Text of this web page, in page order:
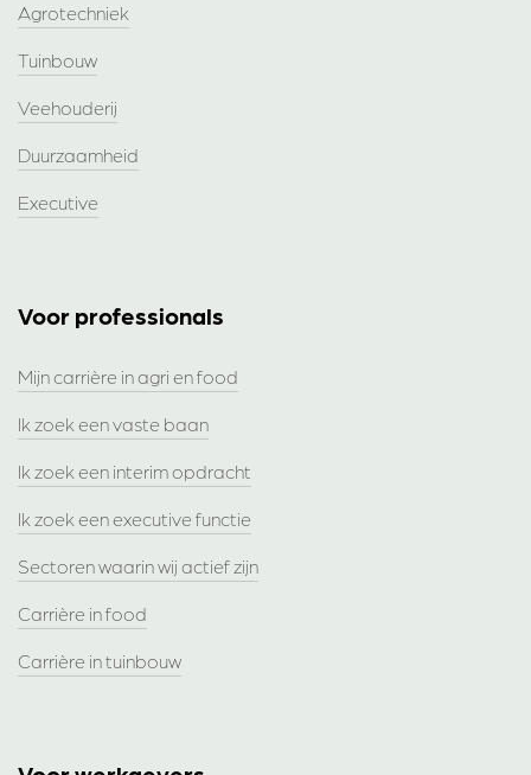
Agrotechniek
Tuinbouw
Veehouderij
Duurzaamheid
Executive
Voor professionals
Mijn carrière in agri en food
Ik zoek een vaste baan
Ik zoek een interim opdracht
Ik zoek een executive functie
Sectoren waarin wij actief zijn
Carrière in food
Carrière in tuinbouw